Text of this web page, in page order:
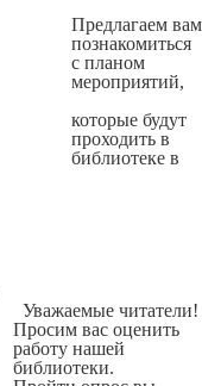
Предлагаем вам
познакомиться
с планом
мероприятий,
которые будут
проходить в
библиотеке в
Уважаемые читатели!
Просим вас оценить
работу нашей
библиотеки.